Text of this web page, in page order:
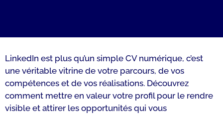
LinkedIn est plus qu’un simple CV numérique, c’est
une véritable vitrine de votre parcours, de vos
compétences et de vos réalisations. Découvrez
comment mettre en valeur votre profil pour le rendre
visible et attirer les opportunités qui vous